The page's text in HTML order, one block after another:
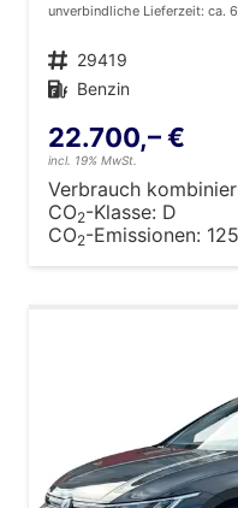
unverbindliche Lieferzeit: ca.
Fahrzeugnr. 29419
Kraftstoff Benzin
22.700,– €
incl. 19% MwSt.
Verbrauch
CO2-Klasse: D
CO2-Emissionen: